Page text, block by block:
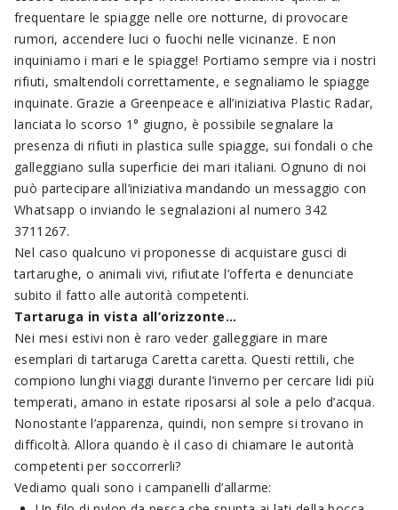
frequentare le spiagge nelle ore notturne, di provocare
rumori, accendere luci o fuochi nelle vicinanze. E non
inquiniamo i mari e le spiagge! Portiamo sempre via i nostri
rifiuti, smaltendoli correttamente, e segnaliamo le spiagge
inquinate. Grazie a Greenpeace e all’iniziativa Plastic Radar,
lanciata lo scorso 1° giugno, è possibile segnalare la
presenza di rifiuti in plastica sulle spiagge, sui fondali o che
galleggiano sulla superficie dei mari italiani. Ognuno di noi
può partecipare all’iniziativa mandando un messaggio con
Whatsapp o inviando le segnalazioni al numero 342
3711267.
Nel caso qualcuno vi proponesse di acquistare gusci di
tartarughe, o animali vivi, rifiutate l’offerta e denunciate
subito il fatto alle autorità competenti.
Tartaruga in vista all’orizzonte…
Nei mesi estivi non è raro veder galleggiare in mare
esemplari di tartaruga Caretta caretta. Questi rettili, che
compiono lunghi viaggi durante l’inverno per cercare lidi più
temperati, amano in estate riposarsi al sole a pelo d’acqua.
Nonostante l’apparenza, quindi, non sempre si trovano in
difficoltà. Allora quando è il caso di chiamare le autorità
competenti per soccorrerli?
Vediamo quali sono i campanelli d’allarme: